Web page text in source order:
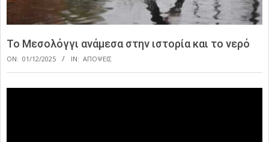
Το Μεσολόγγι ανάμεσα στην ιστορία και το νερό
ON: 01/12/2025 IN: ΑΠΟΨΕΙΣ